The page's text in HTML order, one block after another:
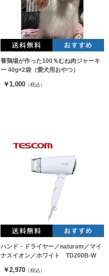
養鶏場が作った100％むね肉ジャーキ
ー 40g×2袋（愛犬用おやつ）
￥1,000 （税込）
ハンド・ドライヤー／naturam／マイ
ナスイオン／ホワイト TD200B-W
￥2,970 （税込）